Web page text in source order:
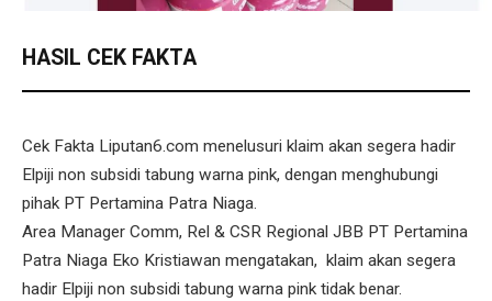
HASIL CEK FAKTA
Cek Fakta Liputan6.com menelusuri klaim akan segera hadir
Elpiji non subsidi tabung warna pink, dengan menghubungi
pihak PT Pertamina Patra Niaga.
Area Manager Comm, Rel & CSR Regional JBB PT Pertamina
Patra Niaga Eko Kristiawan mengatakan, klaim akan segera
hadir Elpiji non subsidi tabung warna pink tidak benar.